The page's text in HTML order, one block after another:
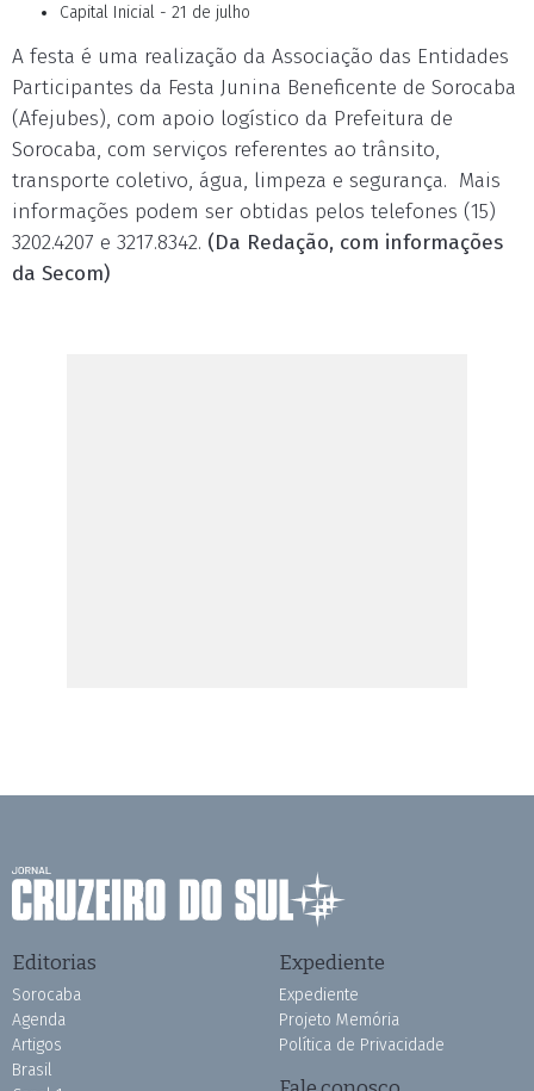
Capital Inicial - 21 de julho
A festa é uma realização da Associação das Entidades
Participantes da Festa Junina Beneficente de Sorocaba
(Afejubes), com apoio logístico da Prefeitura de
Sorocaba, com serviços referentes ao trânsito,
transporte coletivo, água, limpeza e segurança. Mais
informações podem ser obtidas pelos telefones (15)
3202.4207 e 3217.8342. (Da Redação, com informações
da Secom)
Editorias
Sorocaba
Agenda
Artigos
Brasil
Expediente
Expediente
Projeto Memória
Política de Privacidade